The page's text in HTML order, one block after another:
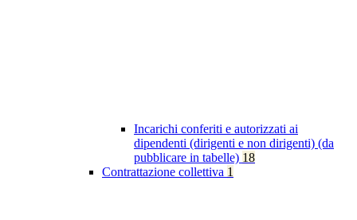
Incarichi conferiti e autorizzati ai
dipendenti (dirigenti e non dirigenti) (da
pubblicare in tabelle) 18
Contrattazione collettiva 1